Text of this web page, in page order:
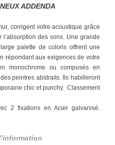
ADDENDA
corrigent votre acoustique grâce
des sons. Une grande
palette de coloris offrent une
répondant aux exigences de votre
monochrome ou composés en
peintres abstraits. Ils habilleront
chic et punchy. Classement
2 fixations en Acier galvanisé.